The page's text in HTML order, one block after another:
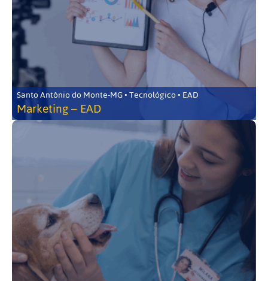
Santo Antônio do Monte-MG • Tecnológico • EAD
Marketing – EAD